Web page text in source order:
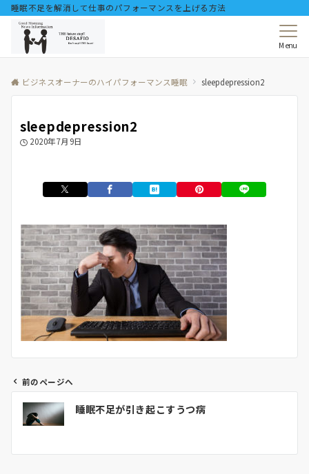
睡眠不足を解消して仕事のパフォーマンスを上げる方法
Menu
ビジネスオーナーのハイパフォーマンス睡眠 sleepdepression2
sleepdepression2
2020年7月9日
ビ
前のページへ
睡眠不足が引き起こすうつ病